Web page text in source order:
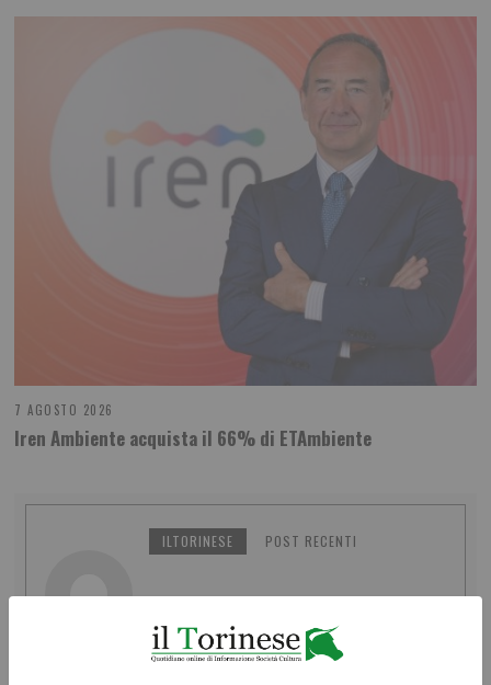
7 AGOSTO 2026
Iren Ambiente acquista il 66% di ETAmbiente
ILTORINESE POST RECENTI